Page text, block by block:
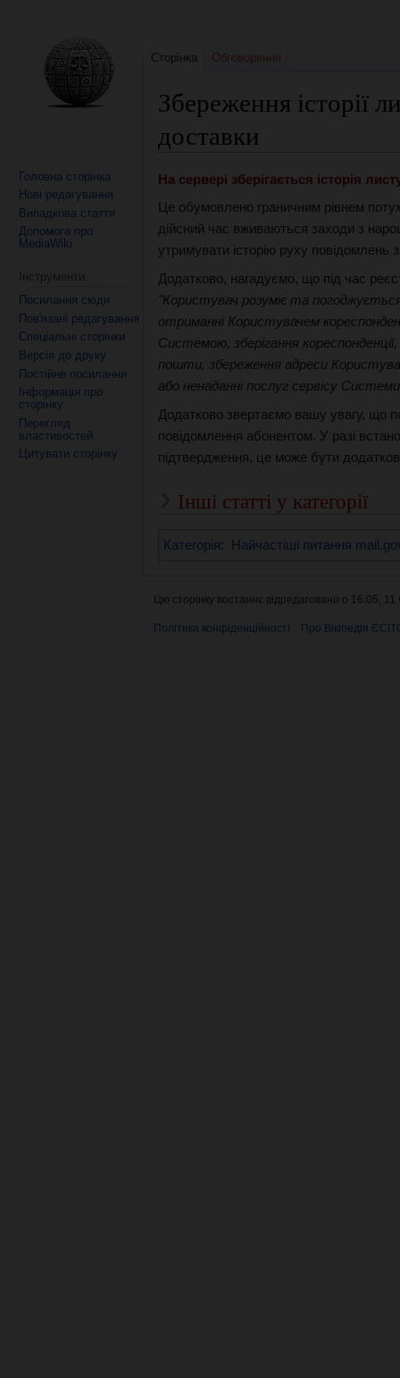
Збереження історії
доставки
Перейти
до
навігації
Перейти
до
пошуку
На сервері зберігається історія
Це обумовлено граничним рівнем
дійсний час вживаються заходи з
утримувати історію руху повідомлень
Додатково, нагадуємо, що під час
"Користувач розуміє та
отриманні Користувачем
Системою, зберігання
пошти, збереження адреси
або ненаданні послуг сервісу
Додатково звертаємо вашу увагу, що
повідомлення абонентом. У разі
підтвердження, це може бути
Інші статті у категорії
Категорія: Найчастіші питання
Сторінка Обговорення
Головна сторінка
Нові редагування
Випадкова стаття
Допомога про
MediaWiki
Інструменти
Посилання сюди
Пов'язані редагування
Спеціальні сторінки
Версія до друку
Постійне посилання
Інформація про
сторінку
Перегляд
властивостей
Цитувати сторінку
Цю сторінку востаннє відредаговано о 16:05,
Політика конфіденційності Про Вікіпедія